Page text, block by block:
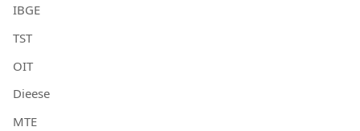
IBGE
TST
OIT
Dieese
MTE